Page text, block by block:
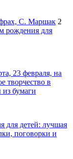
С. Маршак 2
рождения для
23 февраля, на
творчество в
бумаги
для детей: лучшая
поговорки и